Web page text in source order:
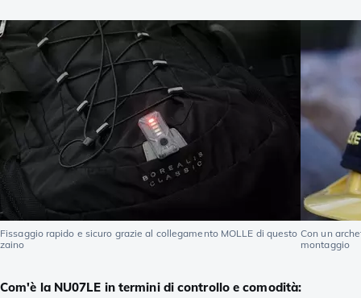
Fissaggio rapido e sicuro grazie al collegamento MOLLE di questo
zaino
Con un
montaggio
Com'è la NU07LE in termini di controllo e comodità: